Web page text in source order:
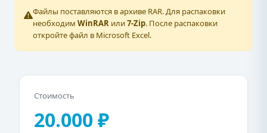
Файлы поставляются в архиве RAR. Для распаковки
необходим WinRAR или7-Zip. После распаковки
откройте файл в Microsoft Excel.
Стоимость
20.000 ₽